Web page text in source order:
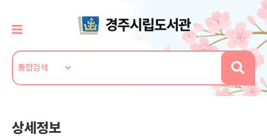
상세정보